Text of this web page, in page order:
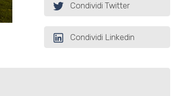
Condividi Twitter
Condividi Linkedin